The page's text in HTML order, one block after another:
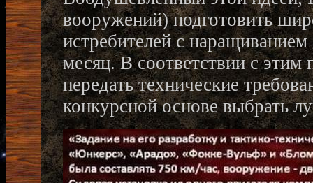
вооружений) подготовить
истребителей с
месяц. В соответствии с
передать технические
конкурсной основе выбрать